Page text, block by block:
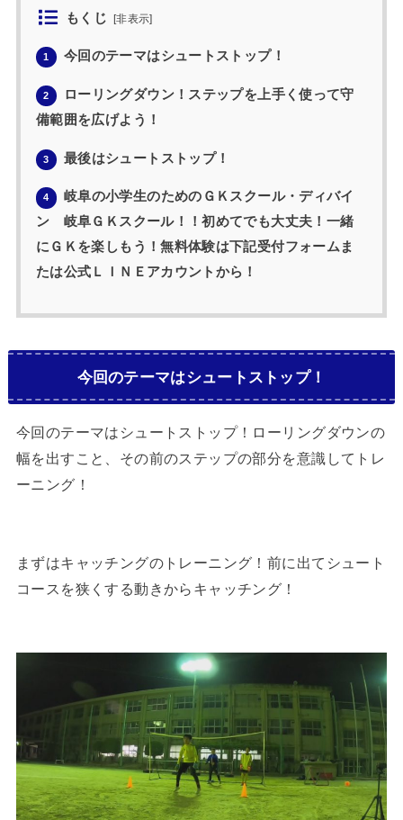
もくじ [非表示]
1 今回のテーマはシュートストップ！
2
ローリングダウン！ステップを上手く使って守
備範囲を広げよう！
3 最後はシュートストップ！
4
岐阜の小学生のためのＧＫスクール・ディバイ
ン 岐阜ＧＫスクール！！初めてでも大丈夫！一緒
にＧＫを楽しもう！無料体験は下記受付フォームま
たは公式ＬＩＮＥアカウントから！
今回のテーマはシュートストップ！
今回のテーマはシュートストップ！ローリングダウンの
幅を出すこと、その前のステップの部分を意識してトレ
ーニング！
まずはキャッチングのトレーニング！前に出てシュート
コースを狭くする動きからキャッチング！